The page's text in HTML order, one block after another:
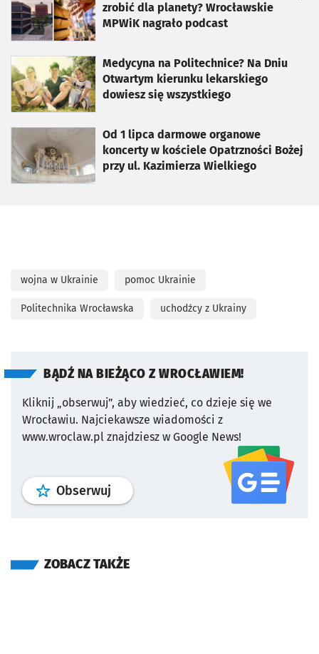
zrobić dla planety? Wrocławskie
MPWiK nagrało podcast
Medycyna na Politechnice? Na Dniu
Otwartym kierunku lekarskiego
dowiesz się wszystkiego
otworzy się w nowej karcie
Od 1 lipca darmowe organowe
koncerty w kościele Opatrzności Bożej
przy ul. Kazimierza Wielkiego
otworzy się w nowej karcie
wojna w Ukrainie pomoc Ukrainie
Politechnika Wrocławska uchodźcy z Ukrainy
BĄDŹ NA BIEŻĄCO Z WROCŁAWIEM!
Kliknij „obserwuj”, aby wiedzieć, co dzieje się we
Wrocławiu. Najciekawsze wiadomości z
www.wroclaw.pl znajdziesz w Google News!
Obserwuj profil serwisu
ZOBACZ TAKŻE